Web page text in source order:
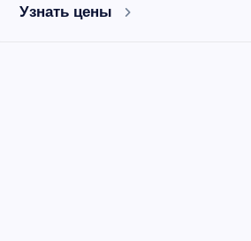
Узнать цены